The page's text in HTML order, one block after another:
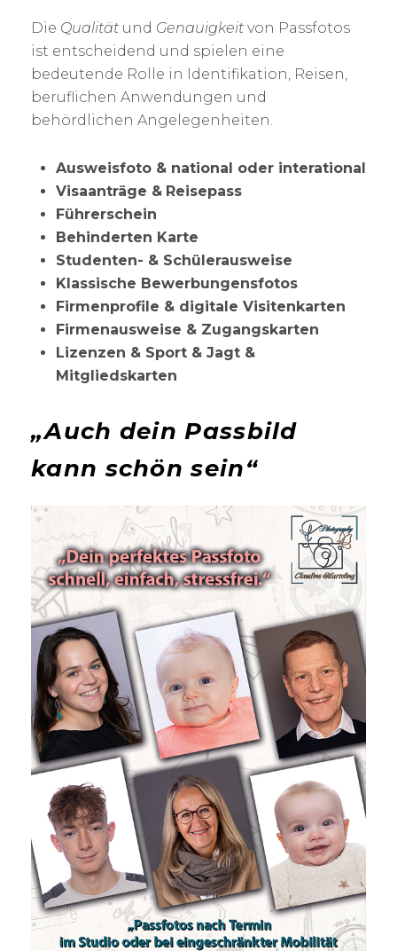
Die Qualität und Genauigkeit von Passfotos
ist entscheidend und spielen eine
bedeutende Rolle in Identifikation, Reisen,
beruflichen Anwendungen und
behördlichen Angelegenheiten.
Ausweisfoto & national oder interational
Visaanträge & Reisepass
Führerschein
Behinderten Karte
Studenten- & Schülerausweise
Klassische Bewerbungensfotos
Firmenprofile & digitale Visitenkarten
Firmenausweise & Zugangskarten
Lizenzen & Sport & Jagt &
Mitgliedskarten
„Auch dein Passbild
kann schön sein“